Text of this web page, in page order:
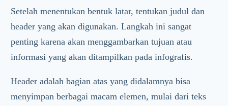
Setelah menentukan bentuk latar, tentukan judul dan
header yang akan digunakan. Langkah ini sangat
penting karena akan menggambarkan tujuan atau
informasi yang akan ditampilkan pada infografis.
Header adalah bagian atas yang didalamnya bisa
menyimpan berbagai macam elemen, mulai dari teks